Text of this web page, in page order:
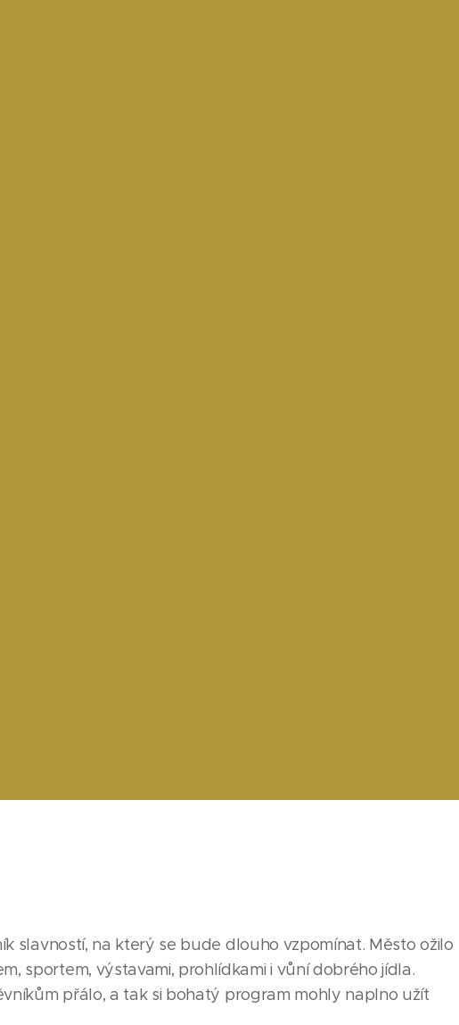
slavností, na který se bude dlouho vzpomínat. Město ožilo
sportem, výstavami, prohlídkami i vůní dobrého jídla.
přálo, a tak si bohatý program mohly naplno užít